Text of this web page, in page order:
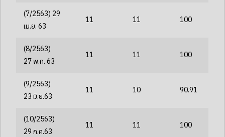
(7/2563) 29
เม.ย. 63
11 11 100
(8/2563)
27 พ.ค.63
11 11 100
(9/2563)
23มิ.ย.63
11 10 90.91
(10/2563)
29ก.ค.63
11 11 100